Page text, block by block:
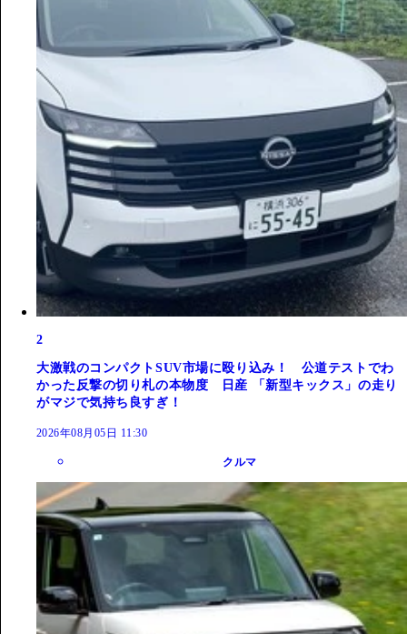
2
大激戦のコンパクトSUV市場に殴り込み！ 公道テストでわ
かった反撃の切り札の本物度 日産 「新型キックス」の走り
がマジで気持ち良すぎ！
2026年08月05日 11:30
クルマ